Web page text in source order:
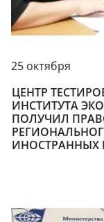
25 октября
ЦЕНТР
ИНСТИТУТА
ПОЛУЧИЛ
ИНОСТРАННЫХ